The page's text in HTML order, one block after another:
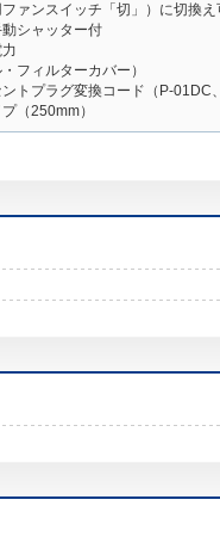
ファンスイッチ「切」）に切換え
動シャッター付
フィルターカバー）
ントプラグ変換コード（P-
（250mm）